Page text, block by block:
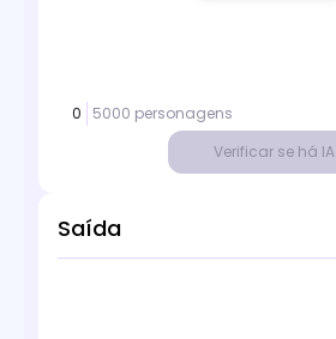
0
5000 personagens
Verificar se há IA
Saída